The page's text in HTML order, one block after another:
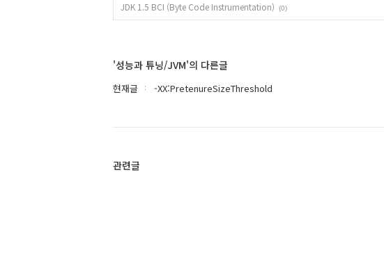
JDK 1.5 BCI (Byte Code Instrumentation) (0)
'성능과 튜닝/JVM'의 다른글
현재글 -XX:PretenureSizeThreshold
관련글